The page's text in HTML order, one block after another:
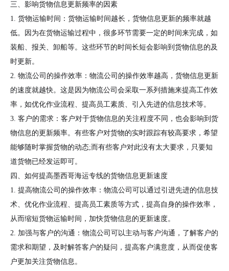
三、影响货物信息更新频率的因素
1. 货物运输时间：货物运输时间越长，货物信息更新的频率就越
低。因为在货物运输过程中，很多环节需要一定的时间来完成，如
装船、报关、卸船等。这些环节的时间长短会影响到货物信息的及
时更新。
2. 物流公司的操作效率：物流公司的操作效率越高，货物信息更新
的速度就越快。这是因为物流公司会采取一系列措施来提高工作效
率，如优化作业流程、提高员工素质、引入先进的信息技术等。
3. 客户的需求：客户对于货物信息的关注程度不同，也会影响到货
物信息的更新频率。有些客户对货物的实时跟踪有较高要求，希望
能够随时掌握货物的动态;而有些客户对此没有太大要求，只要知
道货物已经发运即可。
四、如何提高墨西哥海运专线的货物信息更新速度
1. 提高物流公司的操作效率：物流公司可以通过引进先进的信息技
术、优化作业流程、提高员工素质等方式，提高自身的操作效率，
从而缩短货物运输时间，加快货物信息的更新速度。
2. 加强与客户的沟通：物流公司可以主动与客户沟通，了解客户的
需求和期望，及时解答客户的疑问，提高客户满意度，从而促使客
户更加关注货物信息。